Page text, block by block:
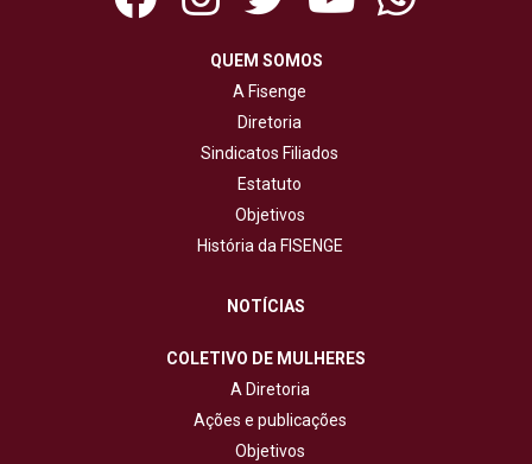
QUEM SOMOS
A Fisenge
Diretoria
Sindicatos Filiados
Estatuto
Objetivos
História da FISENGE
NOTÍCIAS
COLETIVO DE MULHERES
A Diretoria
Ações e publicações
Objetivos